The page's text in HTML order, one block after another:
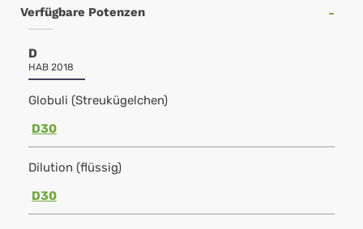
Verfügbare Potenzen
D
HAB 2018
Globuli (Streukügelchen)
D30
Dilution (flüssig)
D30